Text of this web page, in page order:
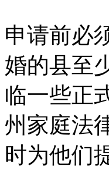
申请前必
婚的县至
临一些正
州家庭法
时为他们